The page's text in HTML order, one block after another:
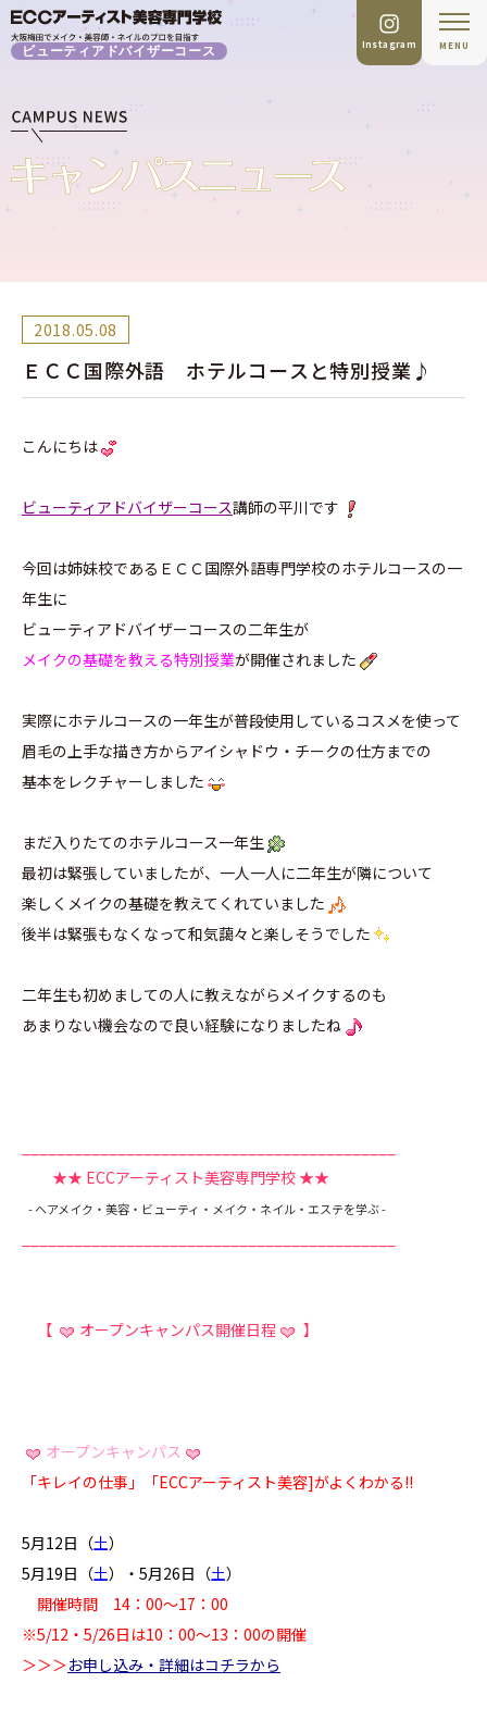
ビューティアドバイザーコース MENU
Instagram
2018.05.08
ＥＣＣ国際外語 ホテルコースと特別授業♪
こんにちは
ビューティアドバイザーコース講師の平川です
今回は姉妹校であるＥＣＣ国際外語専門学校のホテルコースの一
年生に
ビューティアドバイザーコースの二年生が
メイクの基礎を教える特別授業が開催されました
実際にホテルコースの一年生が普段使用しているコスメを使って
眉毛の上手な描き方からアイシャドウ・チークの仕方までの
基本をレクチャーしました
まだ入りたてのホテルコース一年生
最初は緊張していましたが、一人一人に二年生が隣について
楽しくメイクの基礎を教えてくれていました
後半は緊張もなくなって和気藹々と楽しそうでした
二年生も初めましての人に教えながらメイクするのも
あまりない機会なので良い経験になりましたね
★★ ECCアーティスト美容専門学校 ★★
- ヘアメイク・美容・ビューティ・メイク・ネイル・エステを学ぶ -
【 オープンキャンパス開催日程 】
オープンキャンパス
「キレイの仕事」「ECCアーティスト美容]がよくわかる!!
5月12日（土）
5月19日（土）・5月26日（土）
開催時間 14：00～17：00
※5/12・5/26日は10：00～13：00の開催
＞＞＞お申し込み・詳細はコチラから